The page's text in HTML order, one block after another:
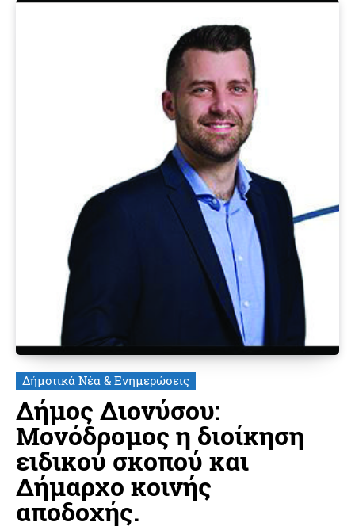
Δήμοτικά Νέα & Ενημερώσεις
Δήμος Διονύσου:
Μονόδρομος η διοίκηση
ειδικού σκοπού και
Δήμαρχο κοινής
αποδοχής.